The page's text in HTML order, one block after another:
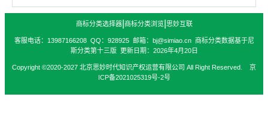
商标分类选择器| 商标分类浏览| 思妙互联
客服电话：13987166208 QQ：928925 邮箱：bj@simiao.cn 商标分类数据基于尼
斯分类第十三版 更新日期：2026年4月20日
Copyright ©2020-2027 北京思妙时代知识产权运营有限公司 All Right Reserved. 京
ICP备2021025319号-2号